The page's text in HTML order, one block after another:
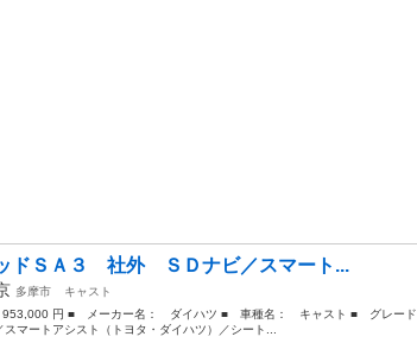
ドＳＡ３ 社外 ＳＤナビ／スマート...
多摩市
キャスト
円 ■ メーカー名： ダイハツ ■ 車種名： キャスト ■ グレード
ートアシスト（トヨタ・ダイハツ）／シート...